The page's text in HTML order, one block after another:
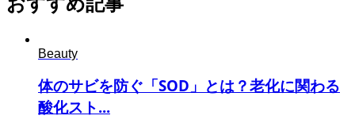
Beauty
体のサビを防ぐ「SOD」とは？老化に関わる
酸化スト...